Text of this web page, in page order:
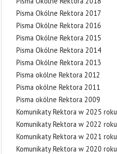
Pisma Okólne Rektora 2017
Pisma Okólne Rektora 2016
Pisma Okólne Rektora 2015
Pisma Okólne Rektora 2014
Pisma Okólne Rektora 2013
Pisma okólne Rektora 2012
Pisma okólne Rektora 2011
Pisma okólne Rektora 2009
Komunikaty Rektora w 2025 roku
Komunikaty Rektora w 2022 roku
Komunikaty Rektora w 2021 roku
Komunikaty Rektora w 2020 roku